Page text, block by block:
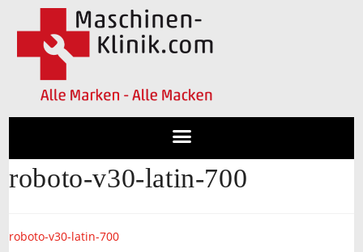
roboto-v30-latin-700
roboto-v30-latin-700